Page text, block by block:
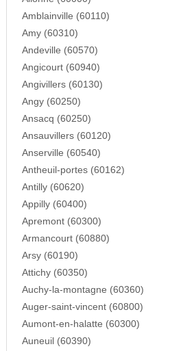
Amblainville (60110)
Amy (60310)
Andeville (60570)
Angicourt (60940)
Angivillers (60130)
Angy (60250)
Ansacq (60250)
Ansauvillers (60120)
Anserville (60540)
Antheuil-portes (60162)
Antilly (60620)
Appilly (60400)
Apremont (60300)
Armancourt (60880)
Arsy (60190)
Attichy (60350)
Auchy-la-montagne (60360)
Auger-saint-vincent (60800)
Aumont-en-halatte (60300)
Auneuil (60390)